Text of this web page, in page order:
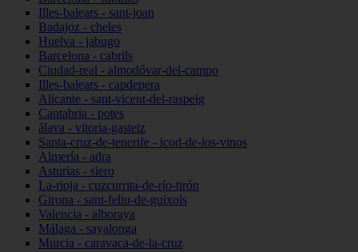
Illes-balears - sant-joan
Badajoz - cheles
Huelva - jabugo
Barcelona - cabrils
Ciudad-real - almodóvar-del-campo
Illes-balears - capdepera
Alicante - sant-vicent-del-raspeig
Cantabria - potes
álava - vitoria-gasteiz
Santa-cruz-de-tenerife - icod-de-los-vinos
Almería - adra
Asturias - siero
La-rioja - cuzcurrita-de-río-tirón
Girona - sant-feliu-de-guíxols
Valencia - alboraya
Málaga - sayalonga
Murcia - caravaca-de-la-cruz